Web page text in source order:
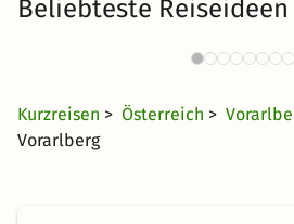
Beliebteste Reiseideen
Kurzurlaub in den
4423 Angebote
Kurzreisen > Österreich >
Vorarlberg